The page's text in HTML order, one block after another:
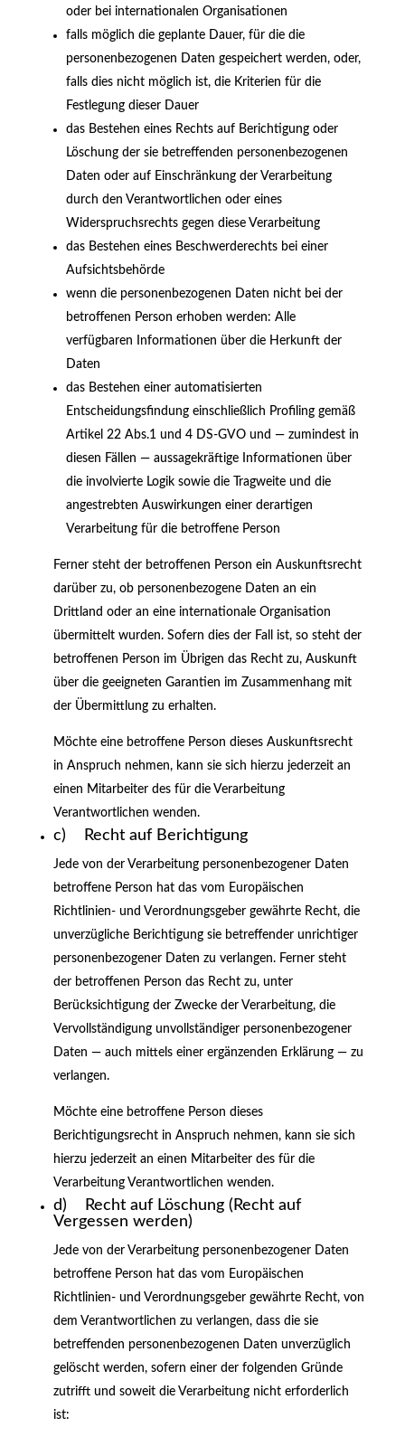
oder bei internationalen Organisationen
falls möglich die geplante Dauer, für die die
personenbezogenen Daten gespeichert werden, oder,
falls dies nicht möglich ist, die Kriterien für die
Festlegung dieser Dauer
das Bestehen eines Rechts auf Berichtigung oder
Löschung der sie betreffenden personenbezogenen
Daten oder auf Einschränkung der Verarbeitung
durch den Verantwortlichen oder eines
Widerspruchsrechts gegen diese Verarbeitung
das Bestehen eines Beschwerderechts bei einer
Aufsichtsbehörde
wenn die personenbezogenen Daten nicht bei der
betroffenen Person erhoben werden: Alle
verfügbaren Informationen über die Herkunft der
Daten
das Bestehen einer automatisierten
Entscheidungsfindung einschließlich Profiling gemäß
Artikel 22 Abs.1 und 4 DS-GVO und — zumindest in
diesen Fällen — aussagekräftige Informationen über
die involvierte Logik sowie die Tragweite und die
angestrebten Auswirkungen einer derartigen
Verarbeitung für die betroffene Person
Ferner steht der betroffenen Person ein Auskunftsrecht
darüber zu, ob personenbezogene Daten an ein
Drittland oder an eine internationale Organisation
übermittelt wurden. Sofern dies der Fall ist, so steht der
betroffenen Person im Übrigen das Recht zu, Auskunft
über die geeigneten Garantien im Zusammenhang mit
der Übermittlung zu erhalten.
Möchte eine betroffene Person dieses Auskunftsrecht
in Anspruch nehmen, kann sie sich hierzu jederzeit an
einen Mitarbeiter des für die Verarbeitung
Verantwortlichen wenden.
c) Recht auf Berichtigung
Jede von der Verarbeitung personenbezogener Daten
betroffene Person hat das vom Europäischen
Richtlinien- und Verordnungsgeber gewährte Recht, die
unverzügliche Berichtigung sie betreffender unrichtiger
personenbezogener Daten zu verlangen. Ferner steht
der betroffenen Person das Recht zu, unter
Berücksichtigung der Zwecke der Verarbeitung, die
Vervollständigung unvollständiger personenbezogener
Daten — auch mittels einer ergänzenden Erklärung — zu
verlangen.
Möchte eine betroffene Person dieses
Berichtigungsrecht in Anspruch nehmen, kann sie sich
hierzu jederzeit an einen Mitarbeiter des für die
Verarbeitung Verantwortlichen wenden.
d) Recht auf Löschung (Recht auf
Vergessen werden)
Jede von der Verarbeitung personenbezogener Daten
betroffene Person hat das vom Europäischen
Richtlinien- und Verordnungsgeber gewährte Recht, von
dem Verantwortlichen zu verlangen, dass die sie
betreffenden personenbezogenen Daten unverzüglich
gelöscht werden, sofern einer der folgenden Gründe
zutrifft und soweit die Verarbeitung nicht erforderlich
ist: